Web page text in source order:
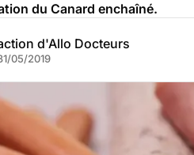
du Canard enchaîné.
d'Allo Docteurs
05/2019